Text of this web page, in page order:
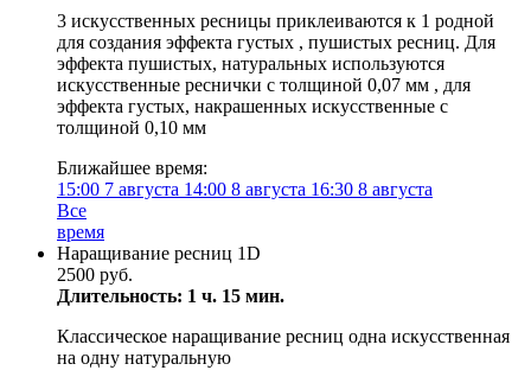
3 искусственных ресницы приклеиваются к 1 родной
для создания эффекта густых , пушистых ресниц. Для
эффекта пушистых, натуральных используются
искусственные реснички с толщиной 0,07 мм , для
эффекта густых, накрашенных искусственные с
толщиной 0,10 мм
Ближайшее время:
15:00 7 августа 14:00 8 августа 16:30 8 августа
Все
время
Наращивание ресниц 1D
2500 руб.
Длительность: 1 ч. 15 мин.
Классическое наращивание ресниц одна искусственная
на одну натуральную